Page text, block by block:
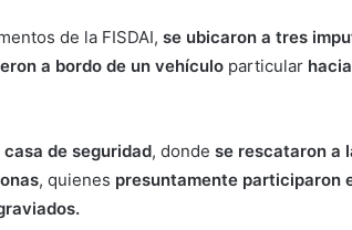
de la FISDAI, se ubicaron a tres
a bordo de un vehículo particular
de seguridad, donde se rescataron a
, quienes presuntamente participaron